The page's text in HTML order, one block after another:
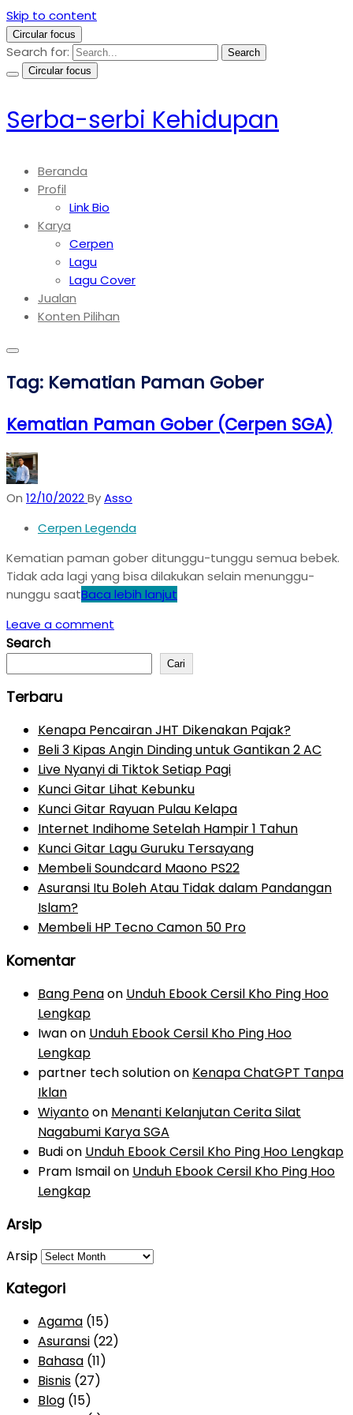
Skip to content
Circular focus
Search for:
Search
Circular focus
Serba-serbi Kehidupan
Beranda
Profil
Link Bio
Karya
Cerpen
Lagu
Lagu Cover
Jualan
Konten Pilihan
Tag: Kematian Paman Gober
Kematian Paman Gober (Cerpen SGA)
On 12/10/2022ByAsso
Cerpen Legenda
Kematian paman gober ditunggu-tunggu semua bebek.
Tidak ada lagi yang bisa dilakukan selain menunggu-
nunggu saatBaca lebih lanjut
Leave a comment
Search
Cari
Terbaru
Kenapa Pencairan JHT Dikenakan Pajak?
Beli 3 Kipas Angin Dinding untuk Gantikan 2 AC
Live Nyanyi di Tiktok Setiap Pagi
Kunci Gitar Lihat Kebunku
Kunci Gitar Rayuan Pulau Kelapa
Internet Indihome Setelah Hampir 1 Tahun
Kunci Gitar Lagu Guruku Tersayang
Membeli Soundcard Maono PS22
Asuransi Itu Boleh Atau Tidak dalam Pandangan
Islam?
Membeli HP Tecno Camon 50 Pro
Komentar
Bang Penaon Unduh Ebook Cersil Kho Ping Hoo
Lengkap
Iwanon Unduh Ebook Cersil Kho Ping Hoo
Lengkap
partner tech solutionon Kenapa ChatGPT Tanpa
Iklan
Wiyantoon Menanti Kelanjutan Cerita Silat
Nagabumi Karya SGA
Budion Unduh Ebook Cersil Kho Ping Hoo Lengkap
Pram Ismailon Unduh Ebook Cersil Kho Ping Hoo
Lengkap
Arsip
Arsip
Kategori
Agama (15)
Asuransi (22)
Bahasa (11)
Bisnis (27)
Blog (15)